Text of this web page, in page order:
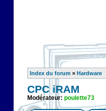
Index du forum » Hardware
CPC iRAM
Modérateur: poulette73